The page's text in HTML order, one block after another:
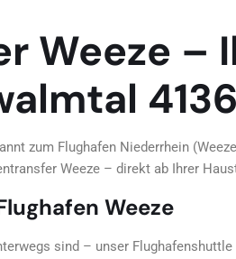
Weeze –
zum Flughafen Niederrhein
Weeze – direkt ab Ihrer
Weeze
sind – unser